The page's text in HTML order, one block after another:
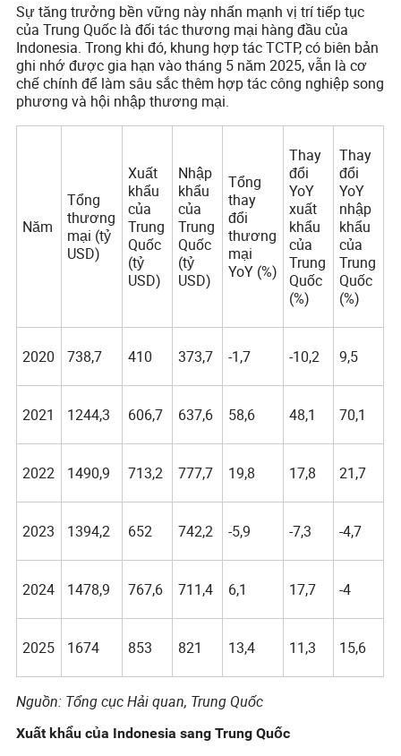
Sự tăng trưởng bền vững này nhấn mạnh vị trí tiếp tục
của Trung Quốc là đối tác thương mại hàng đầu của
Indonesia. Trong khi đó, khung hợp tác TCTP, có biên bản
ghi nhớ được gia hạn vào tháng 5 năm 2025, vẫn là cơ
chế chính để làm sâu sắc thêm hợp tác công nghiệp song
phương và hội nhập thương mại.
Năm
Tổng
thương
mại (tỷ
USD)
Xuất
khẩu
của
Trung
Quốc
(tỷ
USD)
Nhập
khẩu
của
Trung
Quốc
(tỷ
USD)
Tổng
thay
đổi
thương
mại
YoY (%)
Thay
đổi
YoY
xuất
khẩu
của
Trung
Quốc
(%)
Thay
đổi
YoY
nhập
khẩu
của
Trung
Quốc
(%)
2020 738,7 410 373,7 -1,7 -10,2 9,5
2021 1244,3 606,7 637,6 58,6 48,1 70,1
2022 1490,9 713,2 777,7 19,8 17,8 21,7
2023 1394,2 652 742,2 -5,9 -7,3 -4,7
2024 1478,9 767,6 711,4 6,1 17,7 -4
2025 1674 853 821 13,4 11,3 15,6
Nguồn: Tổng cục Hải quan, Trung Quốc
Xuất khẩu của Indonesia sang Trung Quốc